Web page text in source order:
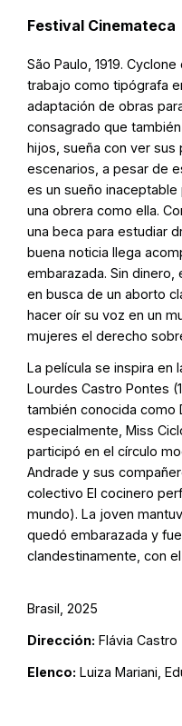
Festival Cinemateca
São Paulo, 1919.
trabajo como tipógrafa
adaptación de obras
consagrado que
hijos, sueña con ver
escenarios, a pesar de
es un sueño inaceptable
una obrera como ella.
una beca para estudiar
buena noticia llega
embarazada. Sin
en busca de un aborto
hacer oír su voz en un
mujeres el derecho
La película se inspira en
Lourdes Castro Pontes
también conocida como
especialmente, Miss
participó en el círculo
Andrade y sus
colectivo El cocinero
mundo). La joven
quedó embarazada y
clandestinamente, con
Brasil, 2025
Dirección: Flávia Castro
Elenco: Luiza Mariani,